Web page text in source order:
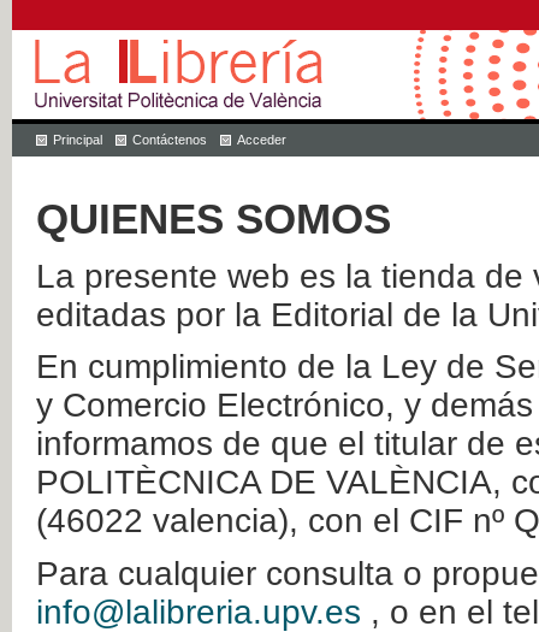
Principal Contáctenos Acceder
QUIENES SOMOS
La presente web es la tienda
editadas por la Editorial de la
En cumplimiento de la Ley de
y Comercio Electrónico, y
informamos de que el titular de
POLITÈCNICA DE VALÈNCIA,
(46022 valencia), con el CIF nº
Para cualquier consulta o
info@lalibreria.upv.es , o en el